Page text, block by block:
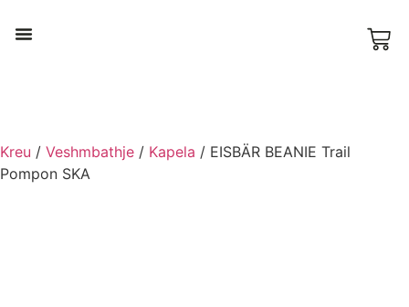
Kreu / Veshmbathje / Kapela / EISBÄR BEANIE Trail
Pompon SKA